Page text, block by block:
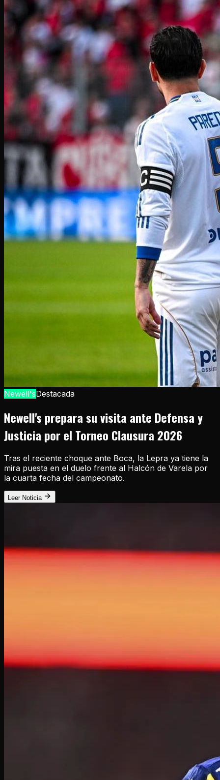
Newell'sDestacada
Newell's prepara su visita ante Defensa y
Justicia por el Torneo Clausura 2026
Tras el reciente choque ante Boca, la Lepra ya tiene la
mira puesta en el duelo frente al Halcón de Varela por
la cuarta fecha del campeonato.
Leer Noticia